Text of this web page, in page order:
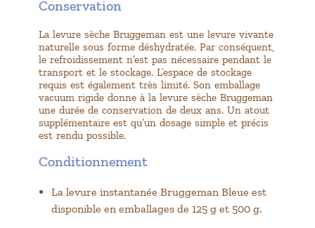
Conservation
La levure sèche Bruggeman est une levure vivante
naturelle sous forme déshydratée. Par conséquent,
le refroidissement n’est pas nécessaire pendant le
transport et le stockage. L’espace de stockage
requis est également très limité. Son emballage
vacuum rigide donne à la levure sèche Bruggeman
une durée de conservation de deux ans. Un atout
supplémentaire est qu’un dosage simple et précis
est rendu possible.
Conditionnement
La levure instantanée Bruggeman Bleue est
disponible en emballages de 125 g et 500 g.